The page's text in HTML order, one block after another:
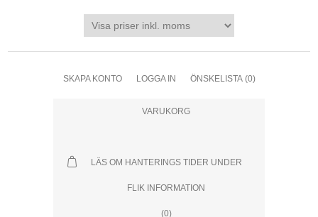
SKAPA KONTO LOGGA IN ÖNSKELISTA (0)
VARUKORG
LÄS OM HANTERINGS TIDER UNDER
FLIK INFORMATION
(0)